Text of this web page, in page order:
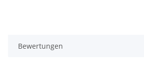
Bewertungen